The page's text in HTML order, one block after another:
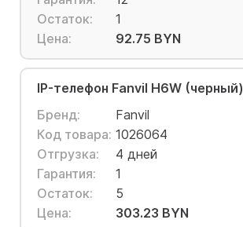
Остаток:
1
Цена:
92.75 BYN
IP-телефон Fanvil H6W (черный)
Бренд:
Fanvil
Код товара: 1026064
Отгрузка:
4 дней
Гарантия:
1
Остаток:
5
Цена:
303.23 BYN